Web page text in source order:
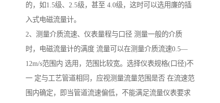
的，如1.5级、2.5级，甚至 4.0级，这时可以选用廉的插
入式电磁流量计。
2、测量介质流速、仪表量程与口径 测量一般的介质
时，电磁流量计的满度 流量可以在测量介质流速0.5—
12m/s范围内 选用，范围比较宽。选择仪表规格(口径)不
一 定与工艺管道相同，应视测量流量范围是否 在流速范
围内确定，即当管道流速偏低，不能满足流量仪表要求